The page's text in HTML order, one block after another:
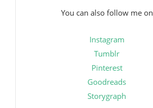
You can also follow me on
Instagram
Tumblr
Pinterest
Goodreads
Storygraph